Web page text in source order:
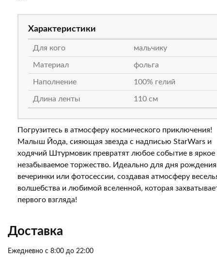
Характеристики
Для кого мальчику
Материал фольга
Наполнение 100% гелий
Длина ленты 110 см
Погрузитесь в атмосферу космического приключения!
Малыш Йода, сияющая звезда с надписью StarWars и
ходячий Штурмовик превратят любое событие в яркое
незабываемое торжество. Идеально для дня
вечеринки или фотосессии, создавая атмосферу
волшебства и любимой вселенной, которая
первого взгляда!
Доставка
Ежедневно с 8:00 до 22:00